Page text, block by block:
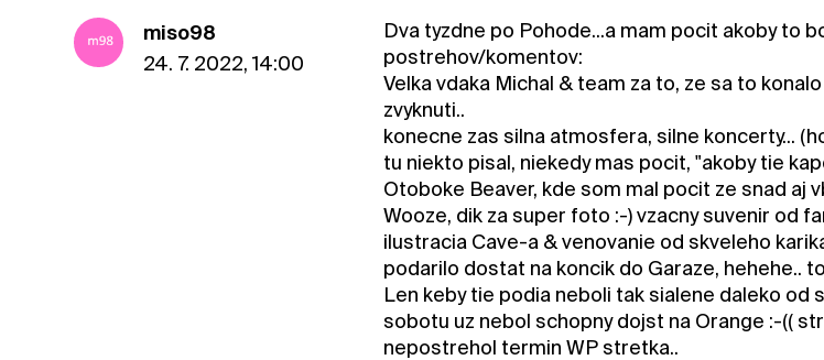
miso98
24. 7. 2022, 14:00
Dva tyzdne po Pohode...a mam pocit akoby to
postrehov/komentov:
Velka vdaka Michal & team za to, ze sa to
zvyknuti..
konecne zas silna atmosfera, silne koncerty...
tu niekto pisal, niekedy mas pocit, "akoby tie
Otoboke Beaver, kde som mal pocit ze snad aj
Wooze, dik za super foto :-) vzacny suvenir od
ilustracia Cave-a & venovanie od skveleho
podarilo dostat na koncik do Garaze, hehehe..
Len keby tie podia neboli tak sialene daleko od
sobotu uz nebol schopny dojst na Orange :-((
nepostrehol termin WP stretka..